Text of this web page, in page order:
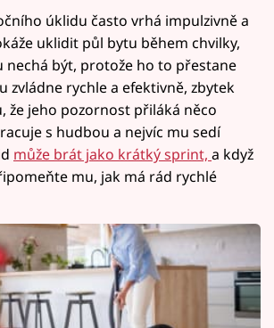
úklidu často vrhá impulzivně a
uklidit půl bytu během chvilky,
nechá být, protože ho to přestane
zvládne rychle a efektivně, zbytek
že jeho pozornost přiláká něco
s hudbou a nejvíc mu sedí
může brát jako krátký sprint, a když
mu, jak má rád rychlé